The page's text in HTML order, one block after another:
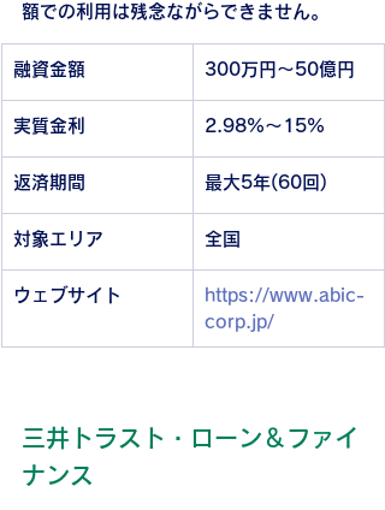
額での利用は残念ながらできません。
融資金額 300万円～50億円
実質金利 2.98%～15%
返済期間 最大5年(60回)
対象エリア 全国
ウェブサイト
https://www.abic-
corp.jp/
三井トラスト・ローン＆ファイ
ナンス